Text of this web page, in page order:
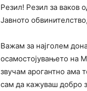
Резил! Резил за ваков
Јавното
Важам за најголем
осамостојувањето на
звучам арогантно ама
сам да кажуваш добро